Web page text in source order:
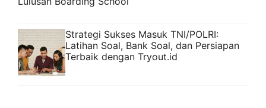
Strategi Sukses Masuk TNI/POLRI:
Latihan Soal, Bank Soal, dan Persiapan
Terbaik dengan Tryout.id